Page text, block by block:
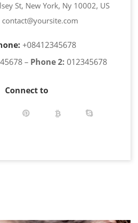
St, New York, Ny 10002, US
contact@yoursite.com
+08412345678
– Phone 2: 012345678
Connect to